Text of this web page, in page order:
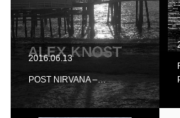
2016.06.13
POST NIRVANA –…